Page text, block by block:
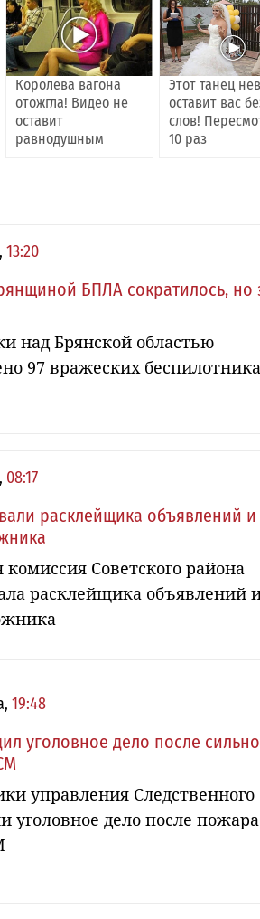
Королева вагона
отожгла! Видео не
оставит
равнодушным
Этот танец
оставит вас
слов!
10 раз
13:20
БПЛА сократилось, но
над Брянской областью
97 вражеских
08:17
расклейщика объявлений и
Советского района
расклейщика объявлений
19:48
уголовное дело после
управления Следственного
уголовное дело после